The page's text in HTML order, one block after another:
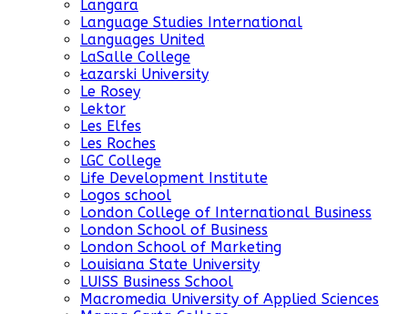
Langara
Language Studies International
Languages United
LaSalle College
Łazarski University
Le Rosey
Lektor
Les Elfes
Les Roches
LGC College
Life Development Institute
Logos school
London College of International Business
London School of Business
London School of Marketing
Louisiana State University
LUISS Business School
Macromedia University of Applied Sciences